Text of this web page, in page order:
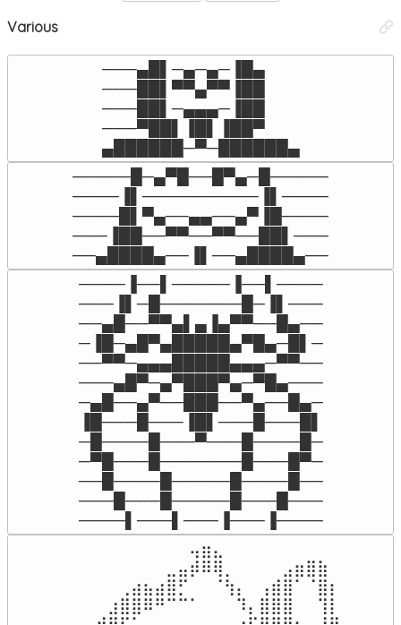
Various
───▄█▌─▄─▄─▐█▄
───██▌▀▀▄▀▀▐██
───██▌─▄▄▄─▐██
───▀██▌▐█▌▐██▀
▄██████─▀─██████▄
─────█─▄▀█──█▀▄─█─────
────▐▌──────────▐▌────
────█▌▀▄──▄▄──▄▀▐█────
───▐██──▀▀──▀▀──██▌───
──▄████▄──▐▌──▄████▄──
────▐──▌─────▐──▌────
───▐▌─█───────█─▐▌───
──▄█──▀▀▄▌▄▐▄▀▀──█▄──
─▐█─▄█▀▄█████▄▀█▄─█▌─
──▀▀─▄▄▄█████▄▄▄─▀▀──
───▄█▀─▄▀███▀▄─▀█▄───
─▄█──▄▀──███──▀▄──█▄─
▐█───█───▐█▌───█───█▌
─█────█───▀───█────█─
─▀█───█───────█───█▀─
──█────█─────█────█──
───█───█─────█───█───
────▌───▌───▐───▐────
⠀⠀⠀⠀⠀⠀⠀⠀⠀⠀⠀⠀⠀⠀⢤⣶⣄⠀⠀⠀⠀⠀⠀⠀⠀⠀⠀⠀⠀⠀
⠀⠀⠀⠀⠀⠀⠀⠀⠀⠀⠀⠀⣀⣤⡾⠿⢿⡀⠀⠀⠀⠀⣠⣶⣿⣷⠀⠀⠀⠀
⠀⠀⠀⠀⠀⠀⠀⠀⢀⣴⣦⣴⣿⡋⠀⠀⠈⢳⡄⠀⢠⣾⣿⠁⠈⣿⡆⠀⠀⠀
⠀⠀⠀⠀⠀⠀⠀⣰⣿⣿⠿⠛⠉⠉⠁⠀⠀⠀⠹⡄⣿⣿⣿⠀⠀⢹⡇⠀⠀⠀